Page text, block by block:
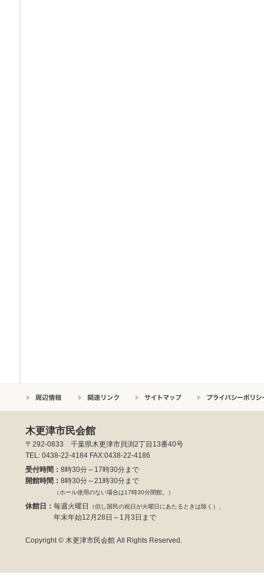
木更津市民会館
〒292-0833 千葉県木更津市貝渕2丁目13番40号
TEL: 0438-22-4184 FAX:0438-22-4186
受付時間： 8時30分～17時30分まで
開館時間： 8時30分～21時30分まで
（ホール使用のない場合は17時30分閉館。）
休館日： 毎週火曜日 （但し国民の祝日が火曜日にあたるときは除く）、
年末年始12月28日～1月3日まで
Copyright © 木更津市民会館 All Rights Reserved.